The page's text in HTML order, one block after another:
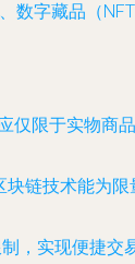
字藏品（
限于实物
链技术能为
，实现便捷